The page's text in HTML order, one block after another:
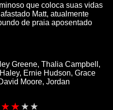
que coloca suas vidas
Matt, atualmente
de praia aposentado
Greene, Thalia Campbell ,
, Ernie Hudson, Grace
Moore, Jordan